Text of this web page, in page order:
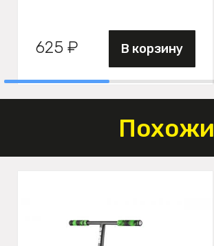
625 ₽ В корзину